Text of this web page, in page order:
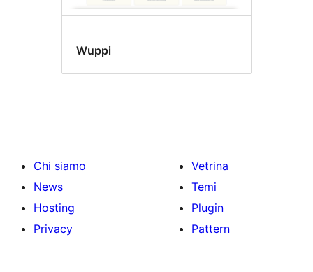
Wuppi
Chi siamo
News
Hosting
Privacy
Vetrina
Temi
Plugin
Pattern